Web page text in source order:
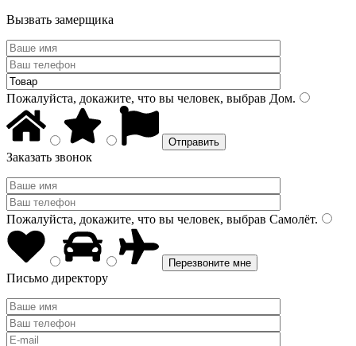
Вызвать замерщика
Пожалуйста, докажите, что вы человек, выбрав Дом.
Заказать звонок
Пожалуйста, докажите, что вы человек, выбрав Самолёт.
Письмо директору